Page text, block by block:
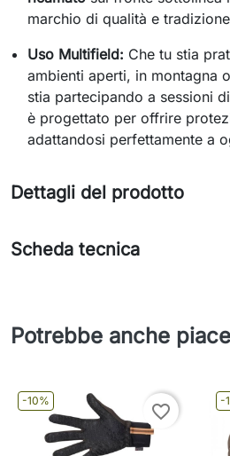
marchio di qualità e
Uso Multifield: Che tu stia
ambienti aperti, in montagna
stia partecipando a sessioni
è progettato per offrire
adattandosi perfettamente a
Dettagli del prodotto
Scheda tecnica
Potrebbe anche
-10%
favorite_border
-